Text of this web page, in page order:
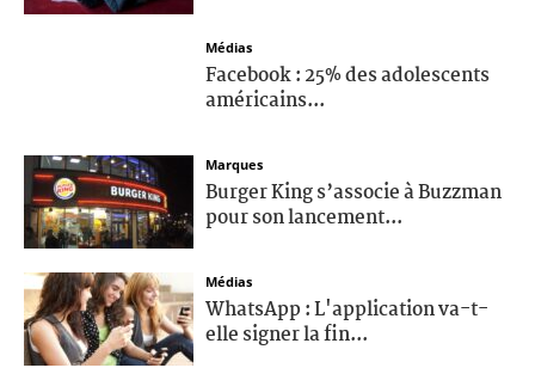
Médias
Facebook : 25% des adolescents
américains...
Marques
Burger King s’associe à Buzzman
pour son lancement...
Médias
WhatsApp : L'application va-t-
elle signer la fin...